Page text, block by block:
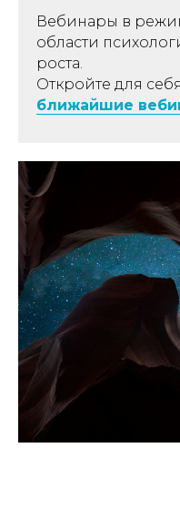
Вебинары в
области
роста.
Откройте для
ближайшие